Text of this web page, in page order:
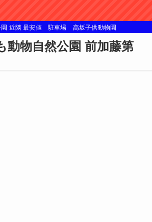
園 近隣 最安値 駐車場 高坂子供動物園
動物自然公園 前加藤第